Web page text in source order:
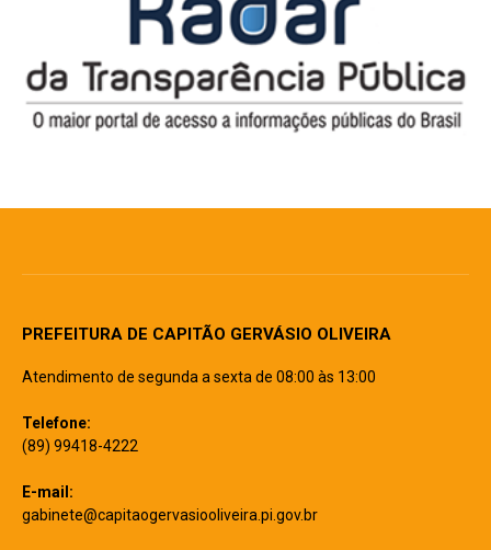
PREFEITURA DE CAPITÃO GERVÁSIO OLIVEIRA
Atendimento de segunda a sexta de 08:00 às 13:00
Telefone:
(89) 99418-4222
E-mail:
gabinete@capitaogervasiooliveira.pi.gov.br